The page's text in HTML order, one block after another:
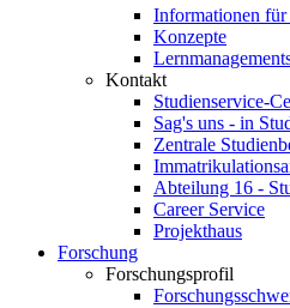
Informationen für
Konzepte
Kontakt
Studienservice-
Sag's uns - in
Zentrale
Abteilung 16 -
Career Service
Projekthaus
Forschung
Forschungsprofil